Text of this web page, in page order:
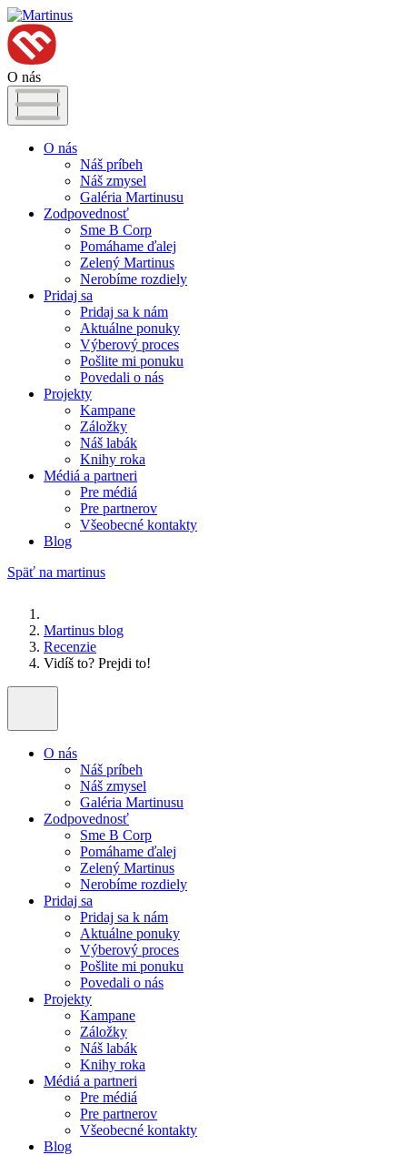
O nás
O nás
Náš príbeh
Náš zmysel
Galéria Martinusu
Zodpovednosť
Sme B Corp
Pomáhame ďalej
Zelený Martinus
Nerobíme rozdiely
Pridaj sa
Pridaj sa k nám
Aktuálne ponuky
Výberový proces
Pošlite mi ponuku
Povedali o nás
Projekty
Kampane
Záložky
Náš labák
Knihy roka
Médiá a partneri
Pre médiá
Pre partnerov
Všeobecné kontakty
Blog
Späť na martinus
Martinus blog
Recenzie
Vidíš to? Prejdi to!
O nás
Náš príbeh
Náš zmysel
Galéria Martinusu
Zodpovednosť
Sme B Corp
Pomáhame ďalej
Zelený Martinus
Nerobíme rozdiely
Pridaj sa
Pridaj sa k nám
Aktuálne ponuky
Výberový proces
Pošlite mi ponuku
Povedali o nás
Projekty
Kampane
Záložky
Náš labák
Knihy roka
Médiá a partneri
Pre médiá
Pre partnerov
Všeobecné kontakty
Blog